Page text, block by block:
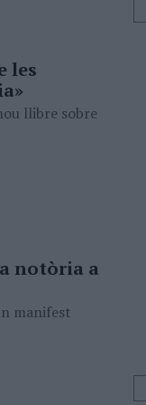
les
llibre sobre
notòria a
manifest